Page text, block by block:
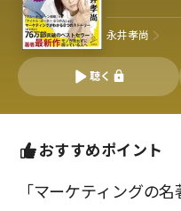
永井孝尚
聴く
おすすめポイント
「マーケティングの